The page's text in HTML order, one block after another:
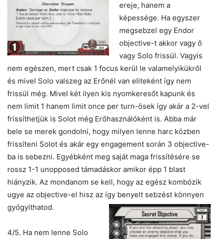
ereje, hanem a
képessége. Ha egyszer
megsebzel egy Endor
objective-t akkor vagy ő
vagy Solo frissül. Vagyis
nem egészen, mert csak 1 focus kerül le valamelyikükről
és mivel Solo valszeg az Erőnél van eliteként így nem
frissül még. Mivel két ilyen kis nyomkeresőt kapunk és
nem limit 1 hanem limit once per turn-ösek így akár a 2-vel
frissíthetjük is Solot még Erőhasználóként is. Abba már
bele se merek gondolni, hogy milyen lenne harc közben
frissíteni Solot és akár egy engagement során 3 objective-
ba is sebezni. Egyébként meg saját maga frissítésére se
rossz 1-1 unopposed támadáskor amikor épp 1 blast
hiányzik. Az mondanom se kell, hogy az egész kombózik
ugye az objective-el hisz az így benyelt sebzést könnyen
gyógyíthatod.
4/5. Ha nem lenne Solo